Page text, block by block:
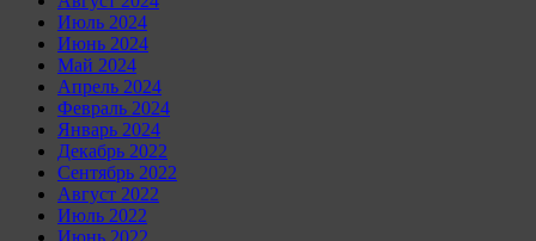
Июль 2024
Июнь 2024
Май 2024
Апрель 2024
Февраль 2024
Январь 2024
Декабрь 2022
Сентябрь 2022
Август 2022
Июль 2022
Июнь 2022